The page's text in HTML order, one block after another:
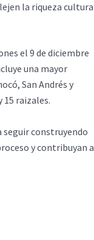
la riqueza
el 9 de diciembre
una mayor
San Andrés y
raizales.
seguir construyendo
y contribuyan a